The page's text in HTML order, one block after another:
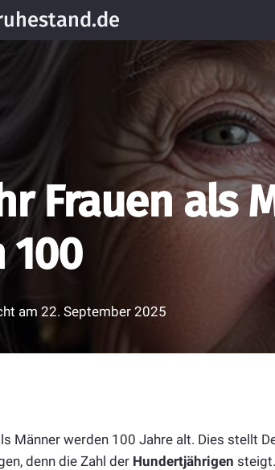
Frauen als
100
am 22. September 2025
Männer werden 100 Jahre alt. Dies stellt
denn die Zahl der Hundertjährigen steigt.